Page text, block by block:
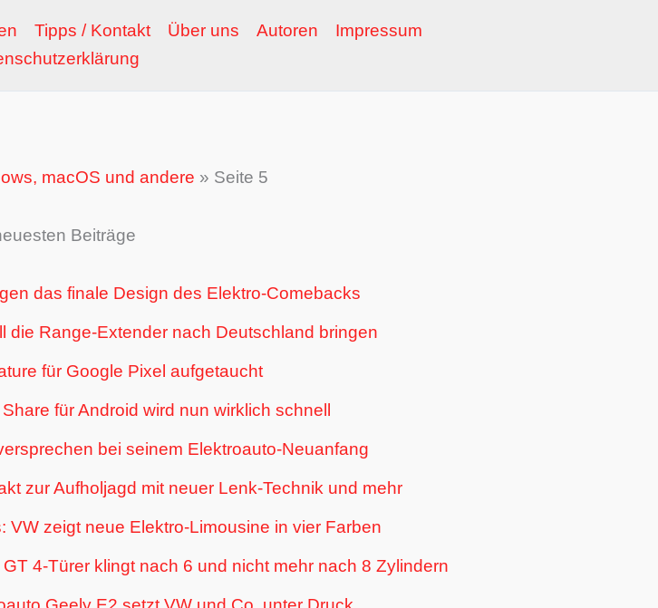
Tipps / Kontakt Über uns Autoren
Impressum
macOS und andere » Seite 5
Beiträge
das finale Design des Elektro-Comebacks
die Range-Extender nach Deutschland bringen
für Google Pixel aufgetaucht
für Android wird nun wirklich schnell
bei seinem Elektroauto-Neuanfang
zur Aufholjagd mit neuer Lenk-Technik und mehr
VW zeigt neue Elektro-Limousine in vier Farben
4-Türer klingt nach 6 und nicht mehr nach 8 Zylindern